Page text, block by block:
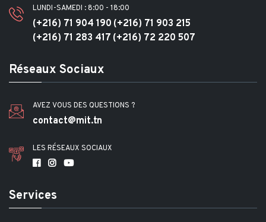
LUNDI-SAMEDI : 8:00 - 18:00
(+216) 71 904 190 (+216) 71 903 215
(+216) 71 283 417 (+216) 72 220 507
Réseaux Sociaux
AVEZ VOUS DES QUESTIONS ?
contact@mit.tn
LES RÉSEAUX SOCIAUX
Services